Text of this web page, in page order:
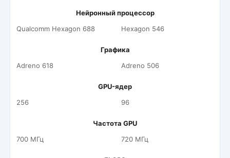
Нейронный процессор
Qualcomm Hexagon 688
Hexagon 546
Графика
Adreno 618
Adreno 506
GPU-ядер
256
96
Частота GPU
700 МГц
720 МГц